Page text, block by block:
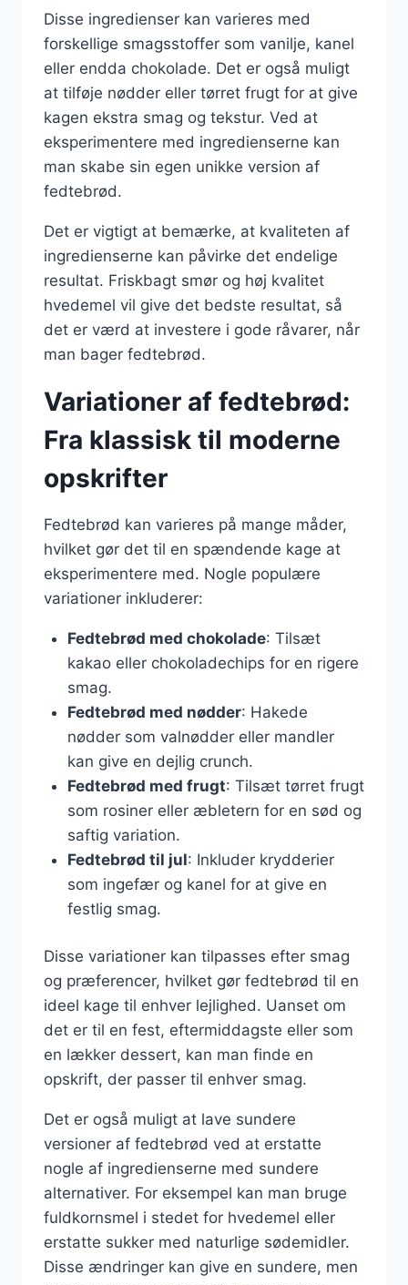
Disse ingredienser kan varieres med
forskellige smagsstoffer som vanilje, kanel
eller endda chokolade. Det er også muligt
at tilføje nødder eller tørret frugt for at give
kagen ekstra smag og tekstur. Ved at
eksperimentere med ingredienserne kan
man skabe sin egen unikke version af
fedtebrød.
Det er vigtigt at bemærke, at kvaliteten af
ingredienserne kan påvirke det endelige
resultat. Friskbagt smør og høj kvalitet
hvedemel vil give det bedste resultat, så
det er værd at investere i gode råvarer, når
man bager fedtebrød.
Variationer af fedtebrød:
Fra klassisk til moderne
opskrifter
Fedtebrød kan varieres på mange måder,
hvilket gør det til en spændende kage at
eksperimentere med. Nogle populære
variationer inkluderer:
Fedtebrød med chokolade: Tilsæt
kakao eller chokoladechips for en rigere
smag.
Fedtebrød med nødder: Hakede
nødder som valnødder eller mandler
kan give en dejlig crunch.
Fedtebrød med frugt: Tilsæt tørret frugt
som rosiner eller æbletern for en sød og
saftig variation.
Fedtebrød til jul: Inkluder krydderier
som ingefær og kanel for at give en
festlig smag.
Disse variationer kan tilpasses efter smag
og præferencer, hvilket gør fedtebrød til en
ideel kage til enhver lejlighed. Uanset om
det er til en fest, eftermiddagste eller som
en lækker dessert, kan man finde en
opskrift, der passer til enhver smag.
Det er også muligt at lave sundere
versioner af fedtebrød ved at erstatte
nogle af ingredienserne med sundere
alternativer. For eksempel kan man bruge
fuldkornsmel i stedet for hvedemel eller
erstatte sukker med naturlige sødemidler.
Disse ændringer kan give en sundere, men